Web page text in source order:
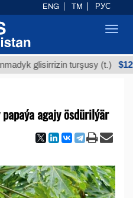
glisirrizin turşusy (t.) $12935,18
agajy ösdürilýär
ENG TM РУС